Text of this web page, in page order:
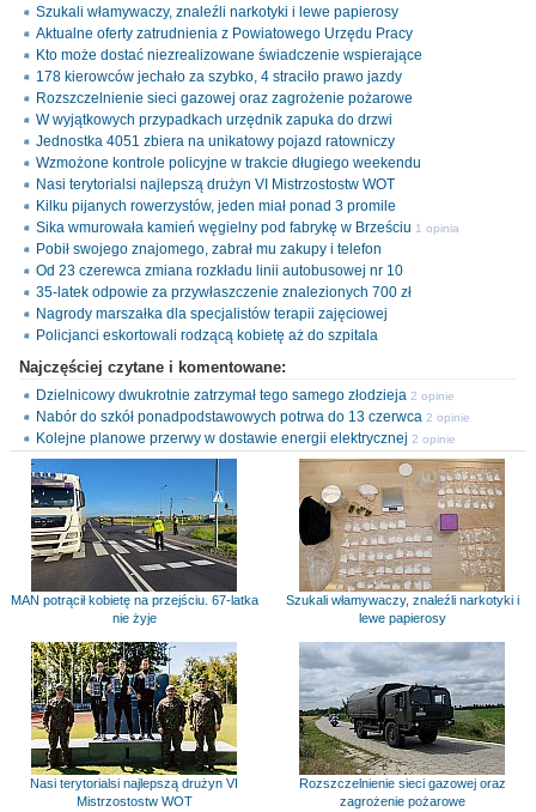
Szukali włamywaczy, znaleźli narkotyki i lewe papierosy
Aktualne oferty zatrudnienia z Powiatowego Urzędu Pracy
Kto może dostać niezrealizowane świadczenie wspierające
178 kierowców jechało za szybko, 4 straciło prawo jazdy
Rozszczelnienie sieci gazowej oraz zagrożenie pożarowe
W wyjątkowych przypadkach urzędnik zapuka do drzwi
Jednostka 4051 zbiera na unikatowy pojazd ratowniczy
Wzmożone kontrole policyjne w trakcie długiego weekendu
Nasi terytorialsi najlepszą drużyn VI Mistrzostostw WOT
Kilku pijanych rowerzystów, jeden miał ponad 3 promile
Sika wmurowała kamień węgielny pod fabrykę w Brześciu 1 opinia
Pobił swojego znajomego, zabrał mu zakupy i telefon
Od 23 czerewca zmiana rozkładu linii autobusowej nr 10
35-latek odpowie za przywłaszczenie znalezionych 700 zł
Nagrody marszałka dla specjalistów terapii zajęciowej
Policjanci eskortowali rodzącą kobietę aż do szpitala
Najczęściej czytane i komentowane:
Dzielnicowy dwukrotnie zatrzymał tego samego złodzieja 2 opinie
Nabór do szkół ponadpodstawowych potrwa do 13 czerwca 2 opinie
Kolejne planowe przerwy w dostawie energii elektrycznej 2 opinie
MAN potrącił kobietę na przejściu. 67-latka
nie żyje
Szukali włamywaczy, znaleźli narkotyki i
lewe papierosy
Nasi terytorialsi najlepszą drużyn VI
Mistrzostostw WOT
Rozszczelnienie sieci gazowej oraz
zagrożenie pożarowe